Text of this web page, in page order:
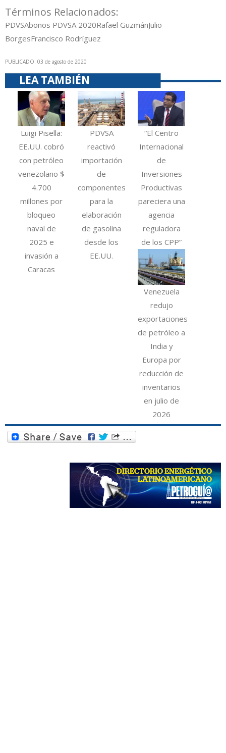
Términos Relacionados:
PDVSAbonos PDVSA 2020Rafael GuzmánJulio
BorgesFrancisco Rodríguez
PUBLICADO: 03 de agosto de 2020
LEA TAMBIÉN
Luigi Pisella:
EE.UU. cobró
con petróleo
venezolano $
4.700
millones por
bloqueo
naval de
2025 e
invasión a
Caracas
PDVSA
reactivó
importación
de
componentes
para la
elaboración
de gasolina
desde los
EE.UU.
“El Centro
Internacional
de
Inversiones
Productivas
pareciera una
agencia
reguladora
de los CPP”
Venezuela
redujo
exportaciones
de petróleo a
India y
Europa por
reducción de
inventarios
en julio de
2026